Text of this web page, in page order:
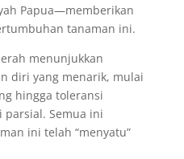
Papua—memberikan
tanaman ini.
menunjukkan
diri yang menarik, mulai
hingga toleransi
parsial. Semua ini
ini telah “menyatu”